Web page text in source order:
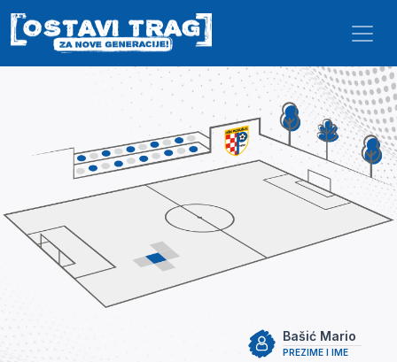
Skip to main content
PREZIME I IME
Bašić Mario